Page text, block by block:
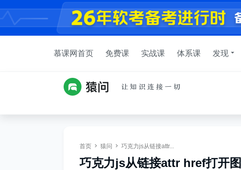
慕课网首页 免费课 实战课 体系课 发现
首页 猿问 巧克力js从链接attr...
巧克力js从链接attr href打开